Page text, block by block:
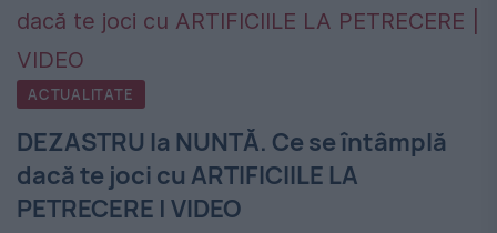
ACTUALITATE
DEZASTRU la NUNTĂ. Ce se întâmplă
dacă te joci cu ARTIFICIILE LA
PETRECERE | VIDEO